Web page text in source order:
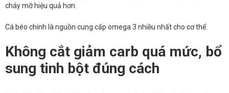
cháy mỡ hiệu quả hơn.
Cá béo chính là nguồn cung cấp omega 3 nhiều nhất cho cơ thể.
Không cắt giảm carb quá mức, bổ
sung tinh bột đúng cách